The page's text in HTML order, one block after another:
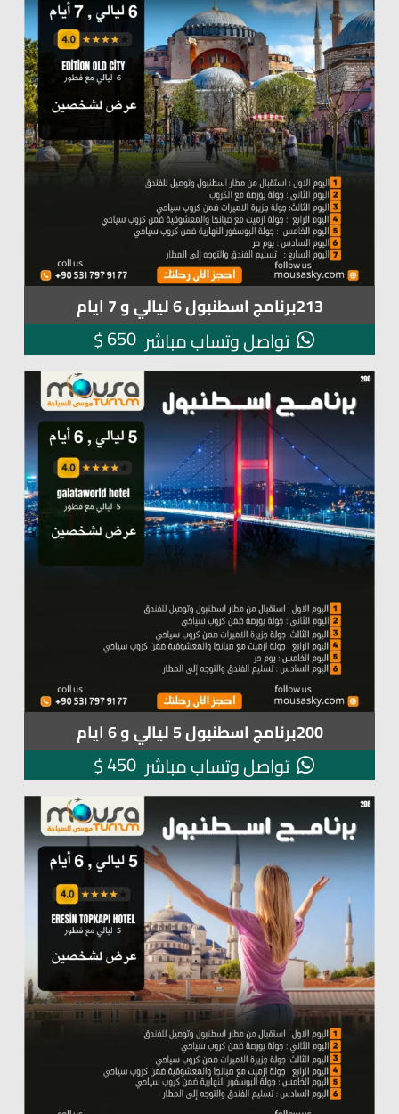
213برنامج اسطنبول 6 ليالي و 7 ايام
تواصل وتساب مباشر $650
200برنامج اسطنبول 5 ليالي و 6 ايام
تواصل وتساب مباشر $450